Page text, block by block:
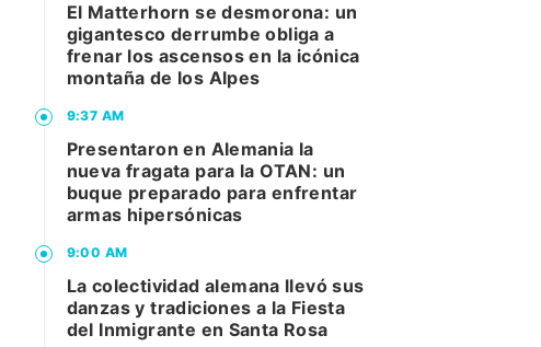
El Matterhorn se desmorona: un
gigantesco derrumbe obliga a
frenar los ascensos en la icónica
montaña de los Alpes
9:37 AM
Presentaron en Alemania la
nueva fragata para la OTAN: un
buque preparado para enfrentar
armas hipersónicas
9:00 AM
La colectividad alemana llevó sus
danzas y tradiciones a la Fiesta
del Inmigrante en Santa Rosa